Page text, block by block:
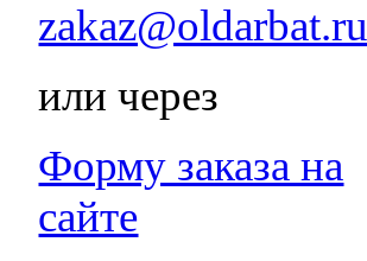
zakaz@oldarbat.ru
или через
Форму заказа на
сайте